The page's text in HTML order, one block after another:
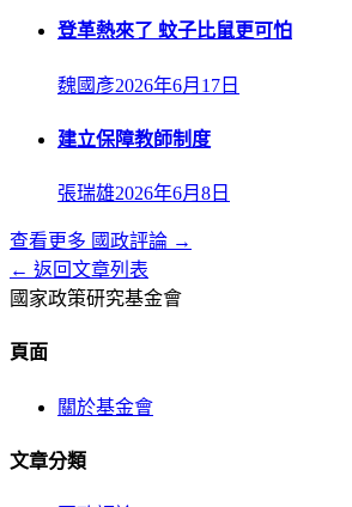
登革熱來了 蚊子比鼠更可怕
魏國彥2026年6月17日
建立保障教師制度
張瑞雄2026年6月8日
查看更多 國政評論 →
← 返回文章列表
國家政策研究基金會
頁面
關於基金會
文章分類